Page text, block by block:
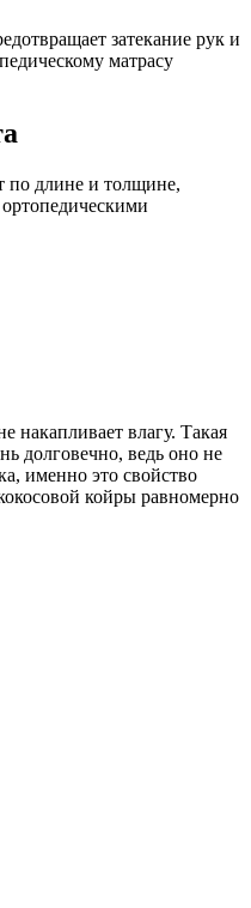
затекание рук и
матрасу
по длине и толщине,
накапливает влагу. Такая
долговечно, ведь оно не
именно это свойство
койры равномерно